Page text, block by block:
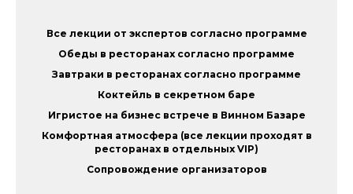
Все лекции от экспертов согласно программе
Обеды в ресторанах согласно программе
Завтраки в ресторанах согласно программе
Коктейль в секретном баре
Игристое на бизнес встрече в Винном Базаре
Комфортная атмосфера (все лекции проходят в
ресторанах в отдельных VIP)
Сопровождение организаторов